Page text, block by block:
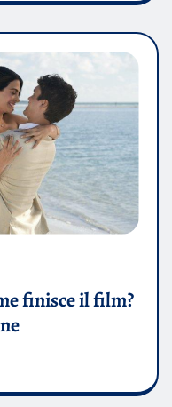
finisce il film?